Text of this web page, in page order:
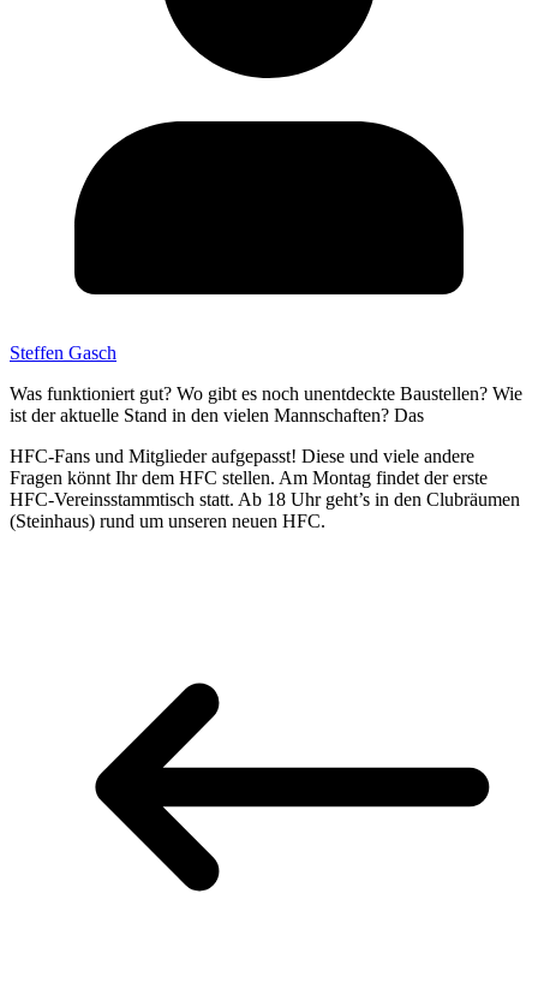
Steffen Gasch
Was funktioniert gut? Wo gibt es noch unentdeckte Baustellen? Wie
ist der aktuelle Stand in den vielen Mannschaften? Das
HFC-Fans und Mitglieder aufgepasst! Diese und viele andere
Fragen könnt Ihr dem HFC stellen. Am Montag findet der erste
HFC-Vereinsstammtisch statt. Ab 18 Uhr geht’s in den Clubräumen
(Steinhaus) rund um unseren neuen HFC.